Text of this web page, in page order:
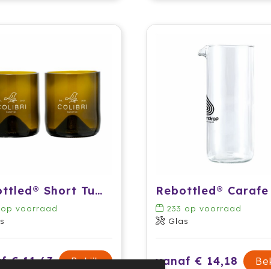
Rebottled® Short Tumbler 2-pack set glazen
op voorraad
€ 11,63 Bekijk
233 op voorraad
Glas
vanaf € 14,18